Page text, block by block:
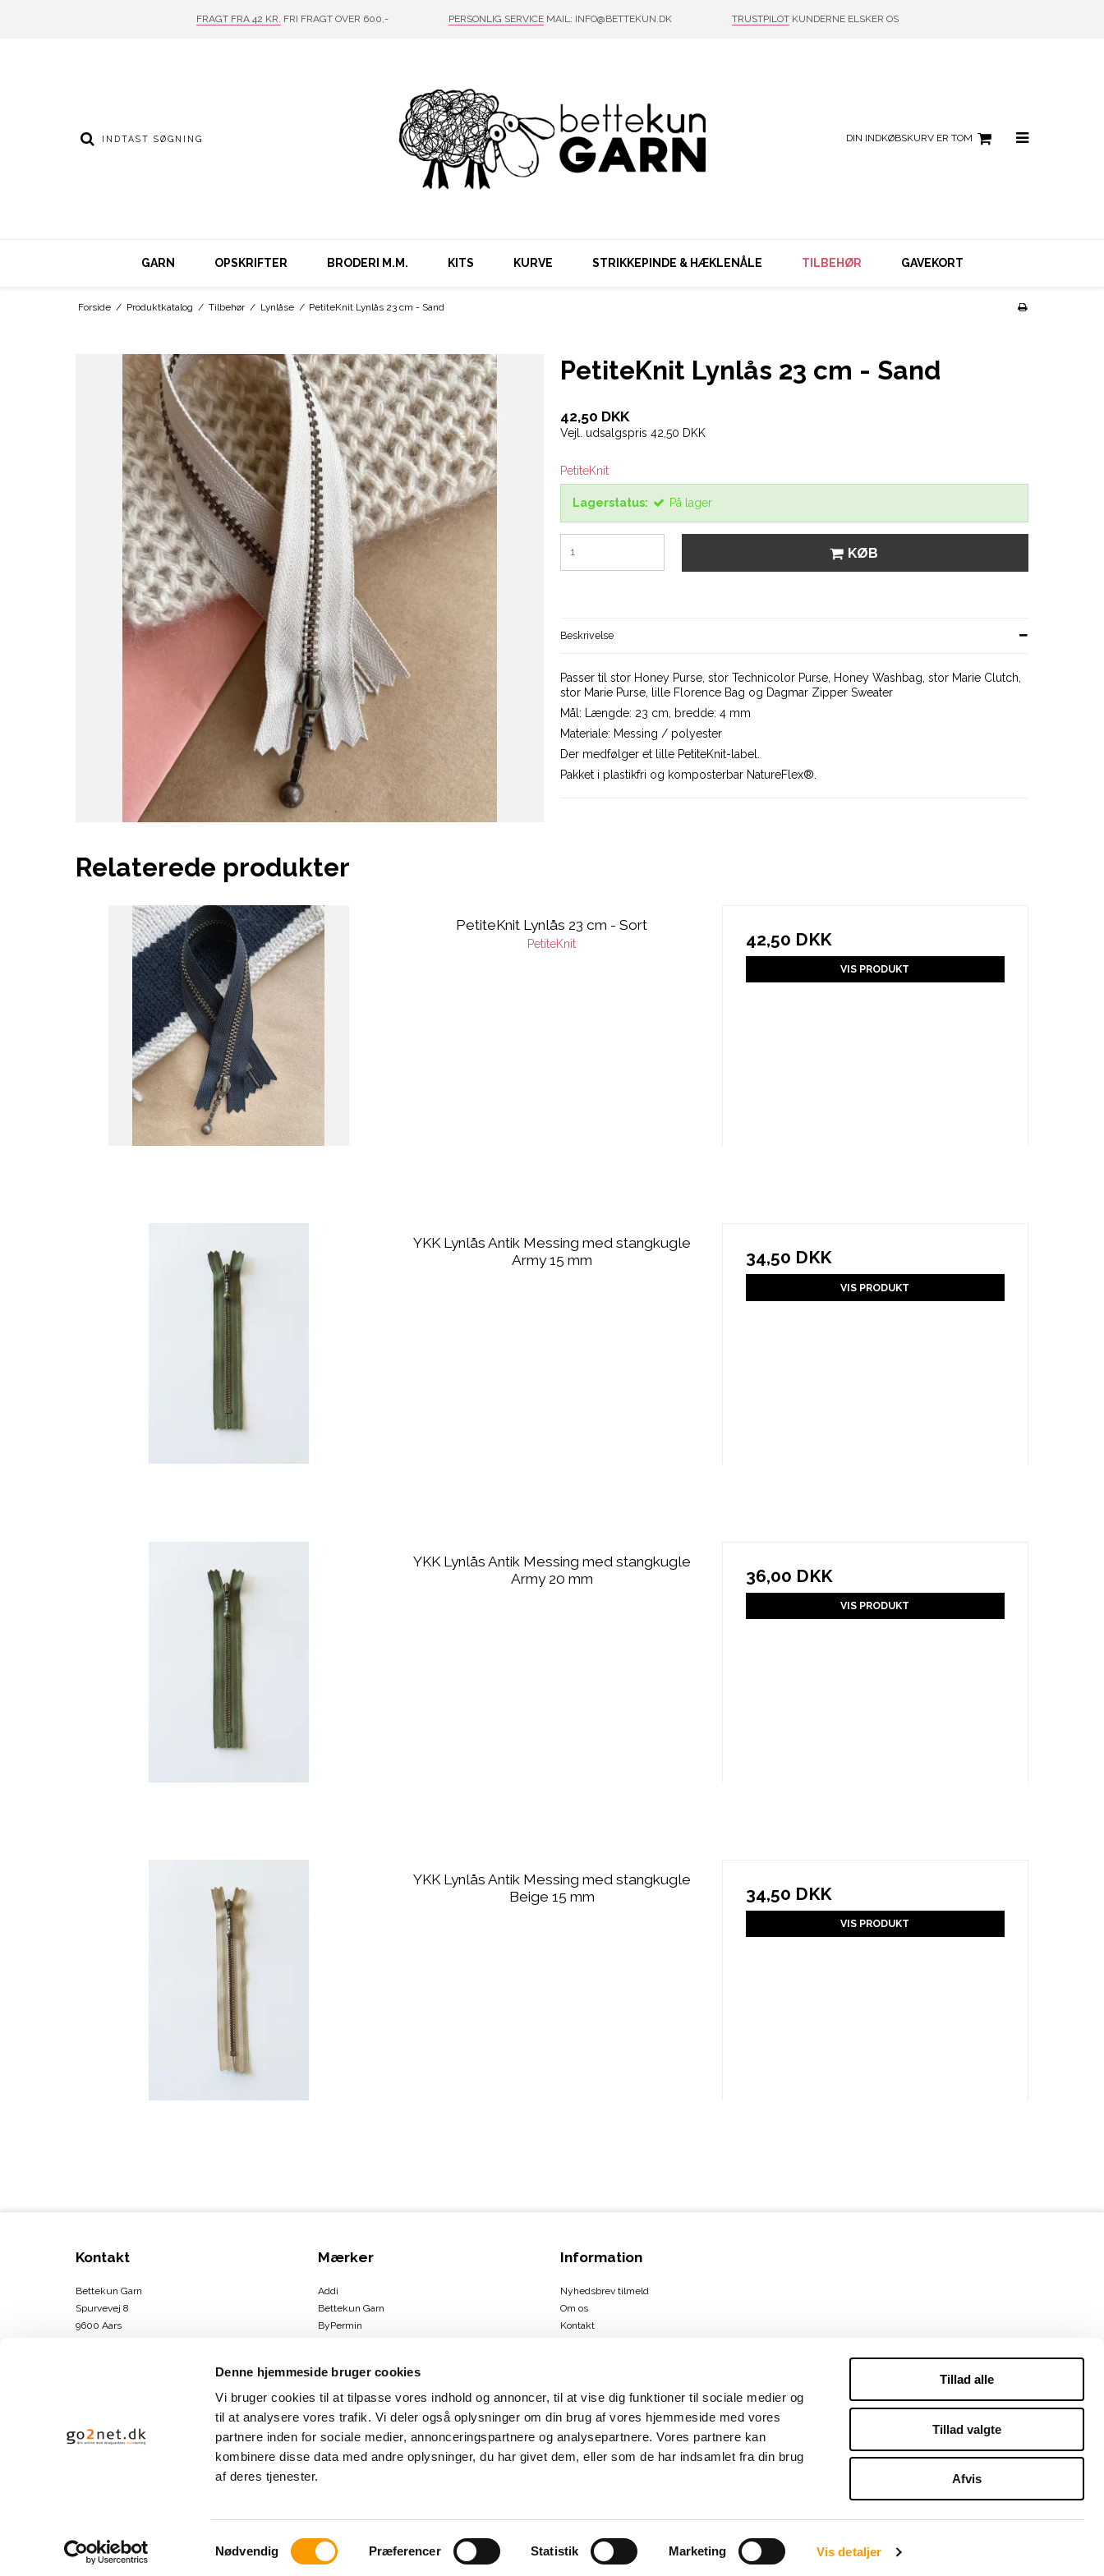
Denne hjemmeside bruger cookies
Vi bruger cookies til at tilpasse vores indhold og annoncer, til at vise dig funktioner til sociale medier og
til at analysere vores trafik. Vi deler også oplysninger om din brug af vores hjemmeside med vores
partnere inden for sociale medier, annonceringspartnere og analysepartnere. Vores partnere kan
kombinere disse data med andre oplysninger, du har givet dem, eller som de har indsamlet fra din brug
af deres tjenester.
Nødvendig Præferencer Statistik Marketing Vis detaljer
Tillad alle
Tillad valgte
Afvis
FRAGT FRA 42 KR. FRI FRAGT OVER 600,- PERSONLIG SERVICEMAIL: INFO@BETTEKUN.DK TRUSTPILOTKUNDERNE ELSKER OS
DIN INDKØBSKURV ER TOM
GARN OPSKRIFTER BRODERI M.M. KITS KURVE STRIKKEPINDE & HÆKLENÅLE TILBEHØR GAVEKORT
Forside / Produktkatalog / Tilbehør / Lynlåse / PetiteKnit Lynlås 23 cm - Sand
PetiteKnit Lynlås 23 cm - Sand
42,50 DKK
Vejl. udsalgspris 42,50 DKK
PetiteKnit
Lagerstatus: På lager
KØB
Beskrivelse
Passer til stor Honey Purse, stor Technicolor Purse, Honey Washbag, stor Marie Clutch,
stor Marie Purse, lille Florence Bag og Dagmar Zipper Sweater
Mål: Længde: 23 cm, bredde: 4 mm
Materiale: Messing / polyester
Der medfølger et lille PetiteKnit-label.
Pakket i plastikfri og komposterbar NatureFlex®.
Relaterede produkter
PetiteKnit Lynlås 23 cm - Sort
PetiteKnit 42,50 DKK
VIS PRODUKT
YKK Lynlås Antik Messing med stangkugle
Army 15 mm
34,50 DKK
VIS PRODUKT
YKK Lynlås Antik Messing med stangkugle
Army 20 mm
36,00 DKK
VIS PRODUKT
YKK Lynlås Antik Messing med stangkugle
Beige 15 mm
34,50 DKK
VIS PRODUKT
Kontakt
Bettekun Garn
Spurvevej 8
9600 Aars
Sitemap
Mærker
Addi
Bettekun Garn
ByPermin
DMC
Drops
DROPS Design
Information
Nyhedsbrev tilmeld
Om os
Kontakt